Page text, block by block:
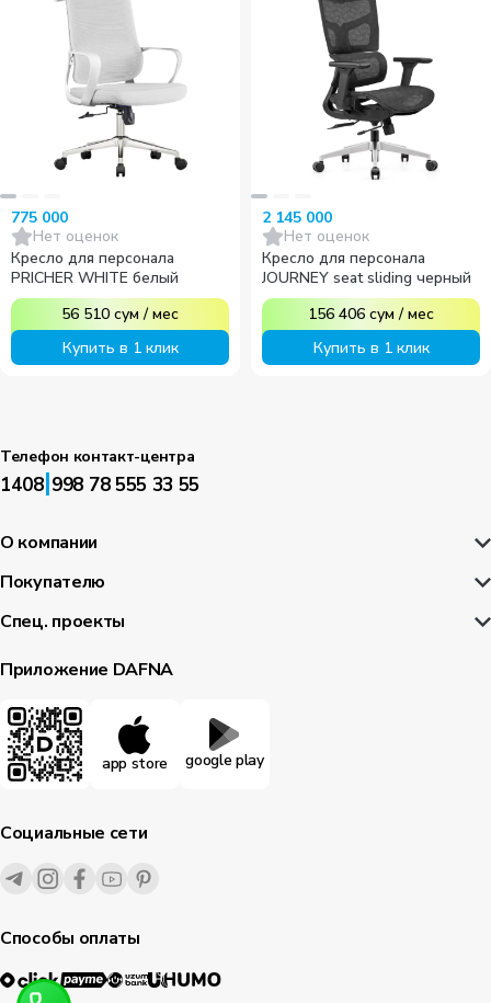
775 000
Нет оценок
Кресло для персонала
PRICHER WHITE белый
56 510 сум /мес
Купить в 1 клик
2 145 000
Нет оценок
Кресло для персонала
JOURNEY seat sliding черный
156 406 сум /мес
Купить в 1 клик
Телефон контакт-центра
1408|998 78 555 33 55
О компании
Покупателю
Спец. проекты
Приложение DAFNA
app store google play
Социальные сети
Способы оплаты